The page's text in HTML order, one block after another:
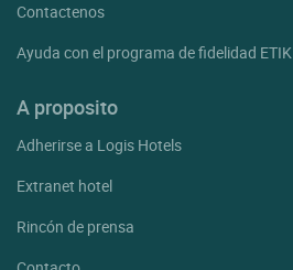
Contactenos
Ayuda con el programa de fidelidad ETIK
A proposito
Adherirse a Logis Hotels
Extranet hotel
Rincón de prensa